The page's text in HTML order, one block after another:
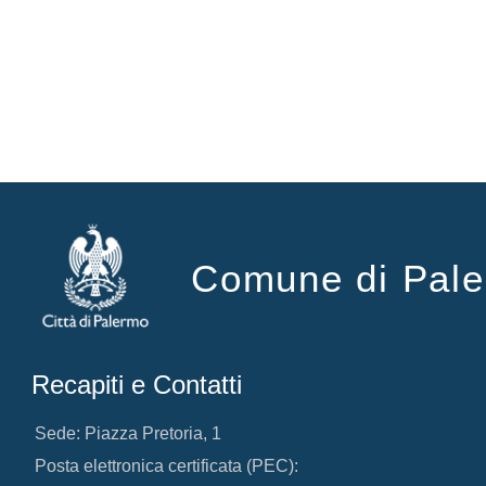
Comune di
Recapiti e Contatti
Sede: Piazza Pretoria, 1
Posta elettronica certificata (PEC):